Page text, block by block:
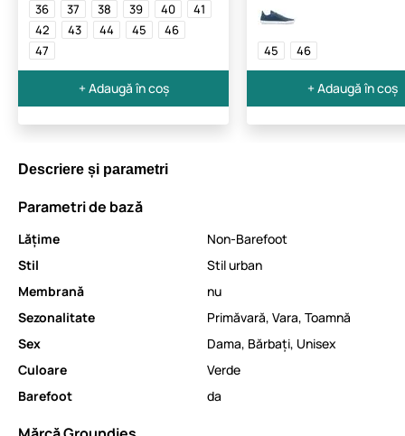
36 37 38 39 40
41
42
43 44 45
46
47
+ Adaugă în coș
45 46
+ Adaugă în coș
Descriere și parametri
Parametri de bază
Lăţime
Non-Barefoot
Stil
Stil urban
Membrană
nu
Sezonalitate
Primăvară, Vara, Toamnă
Sex
Dama, Bărbați, Unisex
Culoare
Verde
Barefoot
da